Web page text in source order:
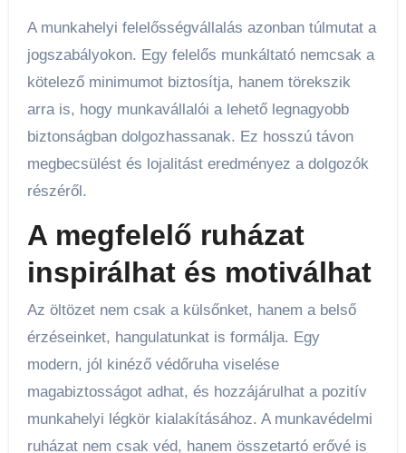
A munkahelyi felelősségvállalás azonban túlmutat a
jogszabályokon. Egy felelős munkáltató nemcsak a
kötelező minimumot biztosítja, hanem törekszik
arra is, hogy munkavállalói a lehető legnagyobb
biztonságban dolgozhassanak. Ez hosszú távon
megbecsülést és lojalitást eredményez a dolgozók
részéről.
A megfelelő ruházat
inspirálhat és motiválhat
Az öltözet nem csak a külsőnket, hanem a belső
érzéseinket, hangulatunkat is formálja. Egy
modern, jól kinéző védőruha viselése
magabiztosságot adhat, és hozzájárulhat a pozitív
munkahelyi légkör kialakításához. A munkavédelmi
ruházat nem csak véd, hanem összetartó erővé is